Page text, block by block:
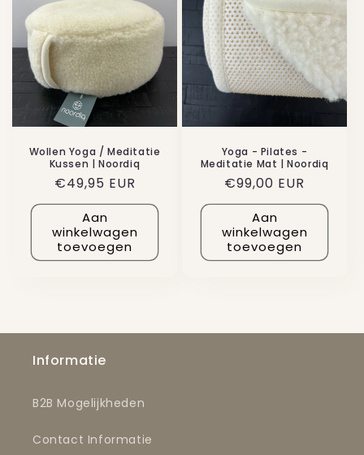
Wollen Yoga / Meditatie
Kussen | Noordiq
Normale
prijs
€49,95 EUR
Aan
winkelwagen
toevoegen
Yoga - Pilates -
Meditatie Mat | Noordiq
Normale
prijs
€99,00 EUR
Aan
winkelwagen
toevoegen
Informatie
B2B Mogelijkheden
Contact Informatie